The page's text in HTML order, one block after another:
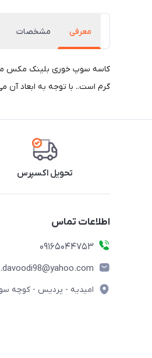
معرفی مشخصات
گرم است.. با توجه به ابعاد آن می توان ازاین کاسه ی مجموعه 3 عددی برای سرو سوپ ،
تحویل اکسپرس
اطلاعات تماس
09165044753
امیدیه - پردیس - کوچه